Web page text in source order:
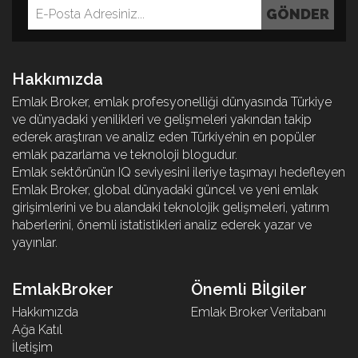
Hakkımızda
Emlak Broker, emlak profesyonelliği dünyasında Türkiye
ve dünyadaki yenilikleri ve gelişmeleri yakından takip
ederek araştıran ve analiz eden Türkiye’nin en popüler
emlak pazarlama ve teknoloji blogudur.
Emlak sektörünün IQ seviyesini ileriye taşımayı hedefleyen
Emlak Broker, global dünyadaki güncel ve yeni emlak
girişimlerini ve bu alandaki teknolojik gelişmeleri, yatırım
haberlerini, önemli istatistikleri analiz ederek yazar ve
yayınlar.
EmlakBroker
Hakkımızda
Ağa Katıl
İletişim
Önemli Bİlgiler
Emlak Broker Veritabanı